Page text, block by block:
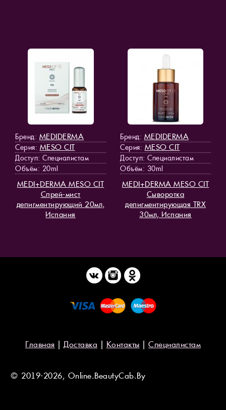
Бренд: MEDIDERMA
Серия: MESO СIT
Доступ: Специалистам
Объём: 20ml
MEDI+DERMA MESO СIT
Спрей-мист
депигментирующий 20мл,
Испания
Бренд: MEDIDERMA
Серия: MESO СIT
Доступ: Специалистам
Объём: 30ml
MEDI+DERMA MESO СIT
Сыворотка
депигментирующая TRX
30мл, Испания
Главная | Доставка | Контакты | Специалистам
© 2019-2026, Online.BeautyCab.By